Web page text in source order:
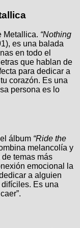
Metallica. “Nothing
es una balada
en todo el
que hablan de
para dedicar a
corazón. Es una
persona es lo
álbum “Ride the
melancolía y
temas más
emocional la
a alguien
Es una